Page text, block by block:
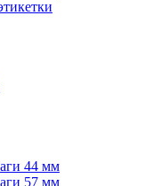
44 мм
57 мм